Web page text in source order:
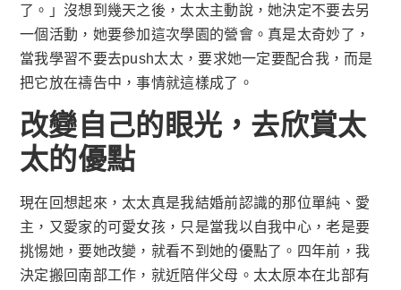
了。」沒想到幾天之後，太太主動說，她決定不要去另
一個活動，她要參加這次學園的營會。真是太奇妙了，
當我學習不要去push太太，要求她一定要配合我，而是
把它放在禱告中，事情就這樣成了。
改變自己的眼光，去欣賞太
太的優點
現在回想起來，太太真是我結婚前認識的那位單純、愛
主，又愛家的可愛女孩，只是當我以自我中心，老是要
挑惕她，要她改變，就看不到她的優點了。四年前，我
決定搬回南部工作，就近陪伴父母。太太原本在北部有